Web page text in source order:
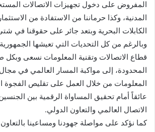
المفروض على دخول تجهيزات الاتصالات
المدنية، وكذا حرماننا من الاستفادة من
الكابلات البحرية وبتعد جائر على حقوقنا في
وبالرغم من كل التحديات التي تعيشها الجمهورية
قطاع الاتصالات وتقنية المعلومات نسعى وبكل
المحدودة، إلى مواكبة المسار العالمي في مجال
المعلومات من خلال العمل على تقليص الفجوة
عائقاً أمام تحقيق المساواة الرقمية بين
الاتصال العالمي والتعاون الدولي.
كما نؤكد على مواصلة جهودنا ومساعينا